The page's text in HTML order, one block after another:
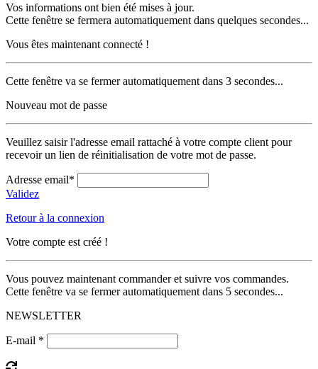
Vos informations ont bien été mises à jour.
Cette fenêtre se fermera automatiquement dans quelques secondes...
Vous êtes maintenant connecté !
Cette fenêtre va se fermer automatiquement dans 3 secondes...
Nouveau mot de passe
Veuillez saisir l'adresse email rattaché à votre compte client pour
recevoir un lien de réinitialisation de votre mot de passe.
Adresse email*
Validez
Retour à la connexion
Votre compte est créé !
Vous pouvez maintenant commander et suivre vos commandes.
Cette fenêtre va se fermer automatiquement dans 5 secondes...
NEWSLETTER
E-mail *